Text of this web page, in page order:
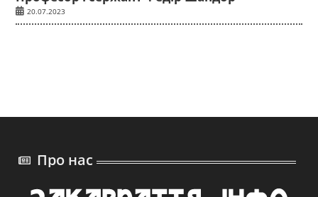
20.07.2023
Про нас